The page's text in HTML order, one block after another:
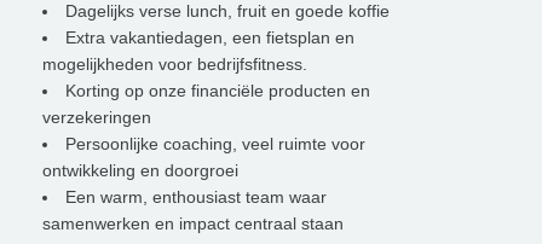
Dagelijks verse lunch, fruit en goede koffie
Extra vakantiedagen, een fietsplan en
mogelijkheden voor bedrijfsfitness.
Korting op onze financiële producten en
verzekeringen
Persoonlijke coaching, veel ruimte voor
ontwikkeling en doorgroei
Een warm, enthousiast team waar
samenwerken en impact centraal staan